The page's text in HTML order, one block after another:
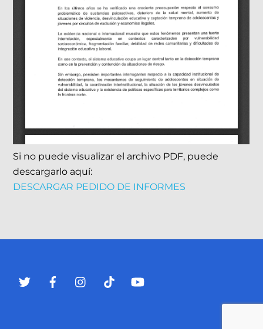
Si no puede visualizar el archivo PDF, puede
descargarlo aquí:
DESCARGAR PEDIDO DE INFORMES